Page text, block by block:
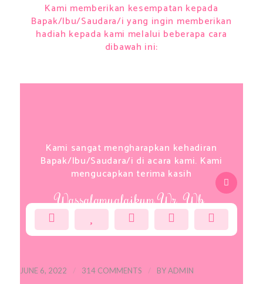
Kami memberikan kesempatan kepada
Bapak/Ibu/Saudara/i yang ingin memberikan
hadiah kepada kami melalui beberapa cara
dibawah ini:​
Kami sangat mengharapkan kehadiran
Bapak/Ibu/Saudara/i di acara kami. Kami
mengucapkan terima kasih
Wassalamualaikum Wr. Wb.
JUNE 6, 2022 / 314 COMMENTS / BYADMIN